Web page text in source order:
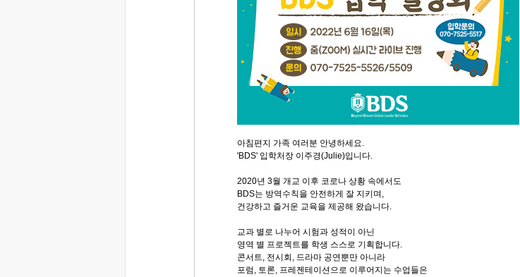
아침편지 가족 여러분 안녕하세요.
'BDS' 입학처장 이주경(Julie)입니다.
2020년 3월 개교 이후 코로나 상황 속에서도
BDS는 방역수칙을 안전하게 잘 지키며,
건강하고 즐거운 교육을 제공해 왔습니다.
교과 별로 나누어 시험과 성적이 아닌
영역 별 프로젝트를 학생 스스로 기획합니다.
콘서트, 전시회, 드라마 공연뿐만 아니라
포럼, 토론, 프레젠테이션으로 이루어지는 수업들은